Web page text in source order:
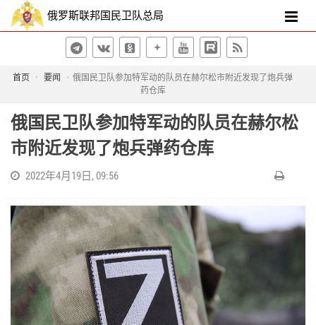
俄罗斯联邦国民卫队总局
首页 要闻
俄国民卫队参加特军动的队员在赫尔松市附近发现了炮兵弹
药仓库
俄国民卫队参加特军动的队员在赫尔松
市附近发现了炮兵弹药仓库
2022年4月19日, 09:56